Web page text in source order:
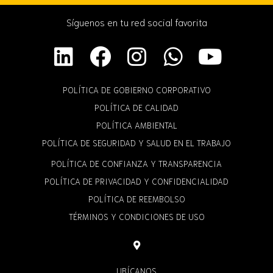
Síguenos en tu red social favorita
POLÍTICA DE GOBIERNO CORPORATIVO
POLÍTICA DE CALIDAD
POLÍTICA AMBIENTAL
POLÍTICA DE SEGURIDAD Y SALUD EN EL TRABAJO
POLÍTICA DE CONFIANZA Y TRANSPARENCIA
POLÍTICA DE PRIVACIDAD Y CONFIDENCIALIDAD
POLÍTICA DE REEMBOLSO
TÉRMINOS Y CONDICIONES DE USO
UBÍCANOS